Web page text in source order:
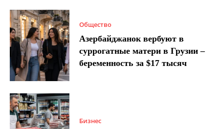
Общество
Азербайджанок вербуют в
суррогатные матери в Грузии –
беременность за $17 тысяч
Бизнес